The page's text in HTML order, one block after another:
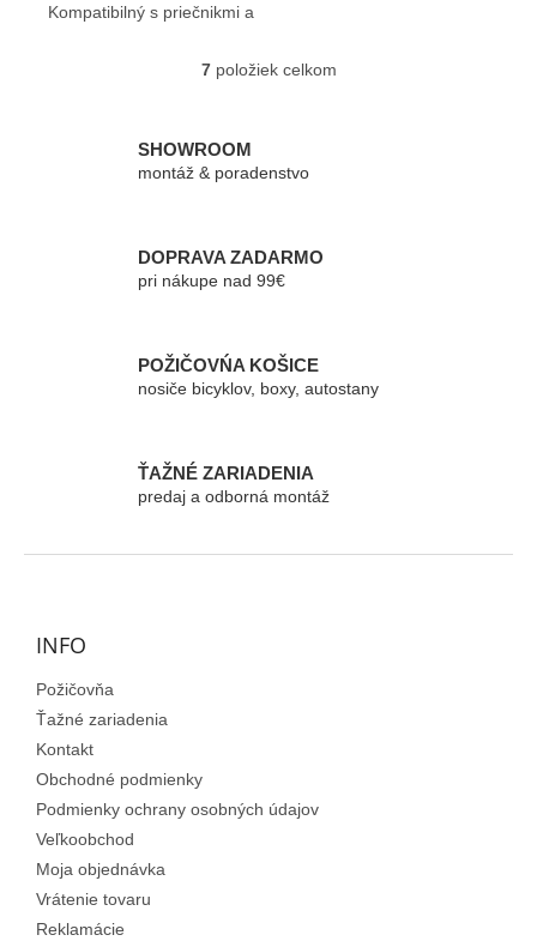
Kompatibilný s priečnikmi a
O
d
e
p
k
y
v
i
s
u
7položiek celkom
SHOWROOM
montáž & poradenstvo
DOPRAVA ZADARMO
pri nákupe nad 99€
POŽIČOVŃA KOŠICE
nosiče bicyklov, boxy, autostany
ŤAŽNÉ ZARIADENIA
predaj a odborná montáž
Z
INFO
Požičovňa
Ťažné zariadenia
Kontakt
Obchodné podmienky
Podmienky ochrany osobných údajov
Veľkoobchod
Moja objednávka
Vrátenie tovaru
Reklamácie